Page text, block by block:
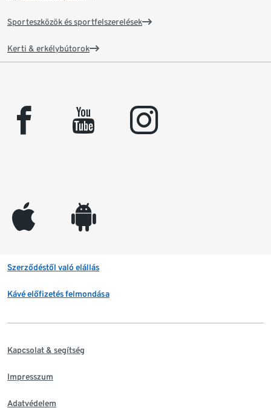
Sporteszközök és sportfelszerelések
Kerti & erkélybútorok
facebook youtube instagram
appleinc android
Szerződéstől való elállás
Kávé előfizetés felmondása
Kapcsolat & segítség
Impresszum
Adatvédelem